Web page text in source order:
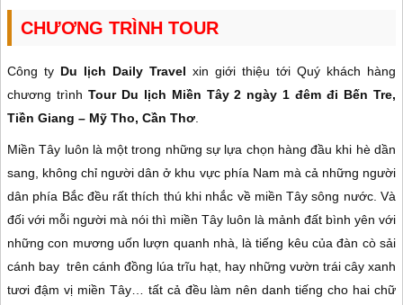
CHƯƠNG TRÌNH TOUR
Công ty Du lịch Daily Travel xin giới thiệu tới Quý khách hàng
chương trình Tour Du lịch Miền Tây 2 ngày 1 đêm đi Bến Tre,
Tiền Giang – Mỹ Tho, Cần Thơ
Miền Tây luôn là một trong những sự lựa chọn hàng đầu khi hè dần
sang, không chỉ người dân ở khu vực phía Nam mà cả những người
dân phía Bắc đều rất thích thú khi nhắc về miền Tây sông nước. Và
đối với mỗi người mà nói thì miền Tây luôn là mảnh đất bình yên với
những con mương uốn lượn quanh nhà, là tiếng kêu của đàn cò sải
cánh bay trên cánh đồng lúa trĩu hạt, hay những vườn trái cây xanh
tươi đậm vị miền Tây… tất cả đều làm nên danh tiếng cho hai chữ